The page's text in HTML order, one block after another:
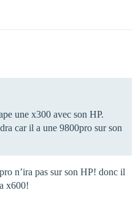
une x300 avec son HP.
car il a une 9800pro sur son
n’ira pas sur son HP! donc il
x600!